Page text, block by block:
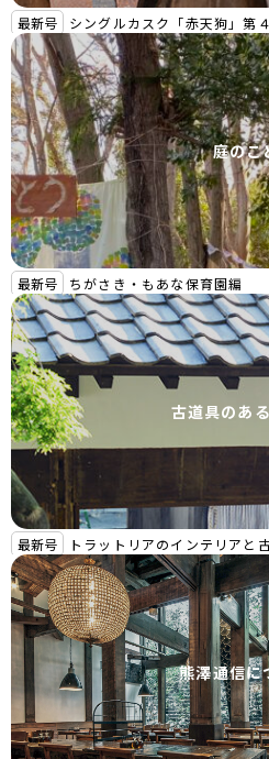
最新号 シングルカスク「赤天狗」第
庭のこ
最新号 ちがさき・もあな保育園編
古道具のあ
最新号 トラットリアのインテリアと
熊澤通信に